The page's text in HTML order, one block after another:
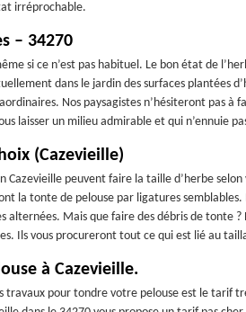
irréprochable.
– 34270
si ce n’est pas habituel. Le bon état de
dans le jardin des surfaces plantées
Nos paysagistes n’hésiteront pas à
laisser un milieu admirable et qui n’ennuie
(Cazevieille)
Cazevieille peuvent faire la taille d’herbe
la tonte de pelouse par ligatures
alternées. Mais que faire des débris de tonte
Ils vous procureront tout ce qui est lié au
à Cazevieille.
travaux pour tondre votre pelouse est le tarif